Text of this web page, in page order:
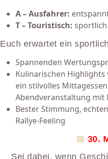
A – Ausfahrer:
T – Touristisch:
Euch erwartet ein
Spannenden
Kulinarischen
ein stilvolles
Abendveranstaltung mit
Bester Stimmung,
Rallye-Feeling
📅 30.
Sei dabei, wenn